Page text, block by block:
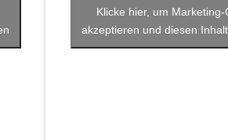
Klicke hier, um Marketing-
akzeptieren und diesen